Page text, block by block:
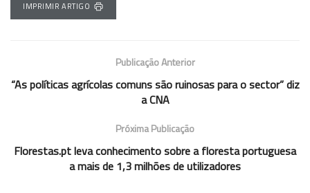
IMPRIMIR ARTIGO
Publicação Anterior
“As políticas agrícolas comuns são ruinosas para o sector” diz
a CNA
Próxima Publicação
Florestas.pt leva conhecimento sobre a floresta portuguesa
a mais de 1,3 milhões de utilizadores